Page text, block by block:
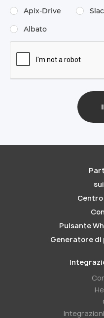
Apix-Drive
Albato
Pulsante
Generatore di